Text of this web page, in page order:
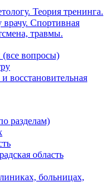
Теория тренинга.
Спортивная
травмы.
вопросы)
разделам)
область
больницах,